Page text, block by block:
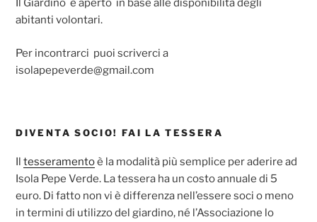
Il Giardino è aperto in base alle disponibilità degli
abitanti volontari.
Per incontrarci puoi scriverci a
isolapepeverde@gmail.com
DIVENTA SOCIO! FAI LA TESSERA
Iltesseramentoè la modalità più semplice per aderire ad
Isola Pepe Verde. La tessera ha un costo annuale di 5
euro. Di fatto non vi è differenza nell’essere soci o meno
in termini di utilizzo del giardino, né l’Associazione lo